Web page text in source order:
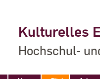
Kulturelles
Hochschul-